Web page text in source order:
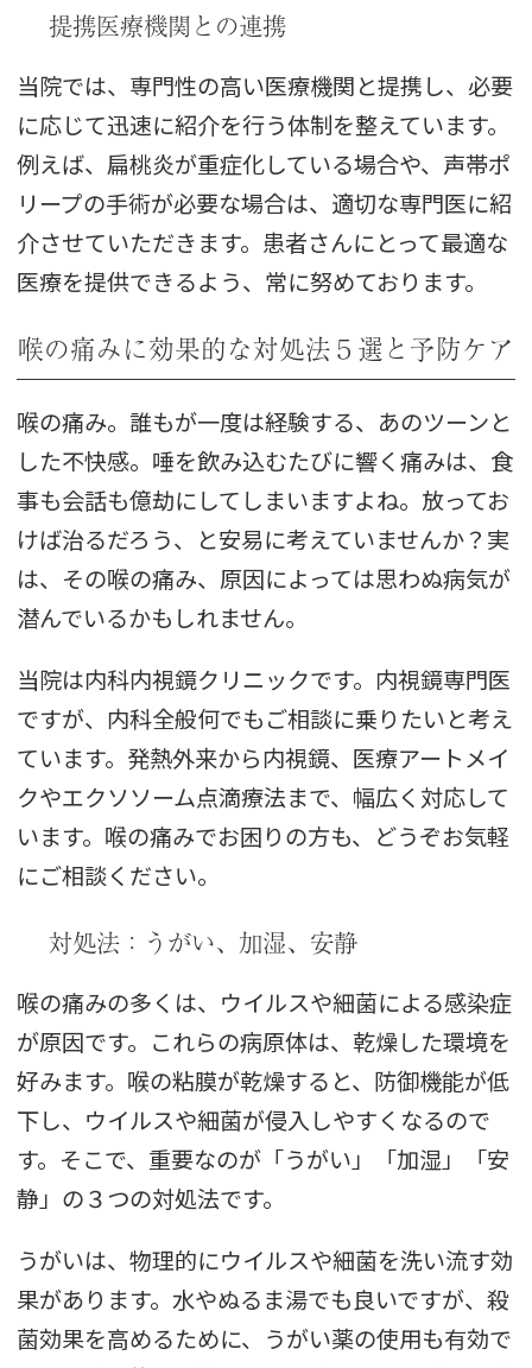
提携医療機関との連携
当院では、専門性の高い医療機関と提携し、必要
に応じて迅速に紹介を行う体制を整えています。
例えば、扁桃炎が重症化している場合や、声帯ポ
リープの手術が必要な場合は、適切な専門医に紹
介させていただきます。患者さんにとって最適な
医療を提供できるよう、常に努めております。
喉の痛みに効果的な対処法５選と予防ケア
喉の痛み。誰もが一度は経験する、あのツーンと
した不快感。唾を飲み込むたびに響く痛みは、食
事も会話も億劫にしてしまいますよね。放ってお
けば治るだろう、と安易に考えていませんか？実
は、その喉の痛み、原因によっては思わぬ病気が
潜んでいるかもしれません。
当院は内科内視鏡クリニックです。内視鏡専門医
ですが、内科全般何でもご相談に乗りたいと考え
ています。発熱外来から内視鏡、医療アートメイ
クやエクソソーム点滴療法まで、幅広く対応して
います。喉の痛みでお困りの方も、どうぞお気軽
にご相談ください。
対処法：うがい、加湿、安静
喉の痛みの多くは、ウイルスや細菌による感染症
が原因です。これらの病原体は、乾燥した環境を
好みます。喉の粘膜が乾燥すると、防御機能が低
下し、ウイルスや細菌が侵入しやすくなるので
す。そこで、重要なのが「うがい」「加湿」「安
静」の３つの対処法です。
うがいは、物理的にウイルスや細菌を洗い流す効
果があります。水やぬるま湯でも良いですが、殺
菌効果を高めるために、うがい薬の使用も有効で